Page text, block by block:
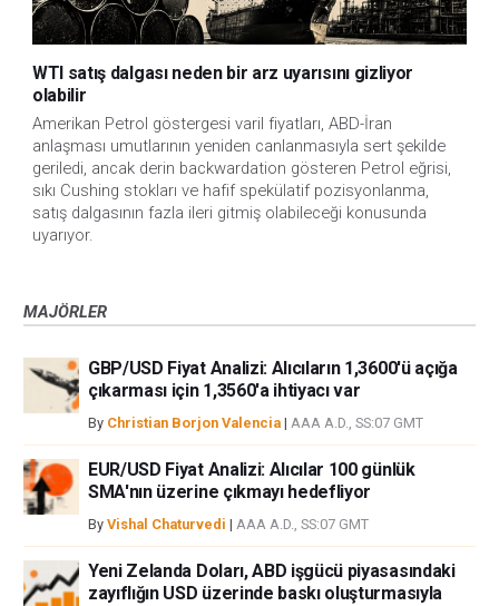
WTI satış dalgası neden bir arz uyarısını gizliyor
olabilir
Amerikan Petrol göstergesi varil fiyatları, ABD-İran
anlaşması umutlarının yeniden canlanmasıyla sert şekilde
geriledi, ancak derin backwardation gösteren Petrol eğrisi,
sıkı Cushing stokları ve hafif spekülatif pozisyonlanma,
satış dalgasının fazla ileri gitmiş olabileceği konusunda
uyarıyor.
MAJÖRLER
GBP/USD Fiyat Analizi: Alıcıların 1,3600'ü açığa
çıkarması için 1,3560'a ihtiyacı var
By Christian Borjon Valencia | AAA A.D., SS:07 GMT
EUR/USD Fiyat Analizi: Alıcılar 100 günlük
SMA'nın üzerine çıkmayı hedefliyor
By Vishal Chaturvedi | AAA A.D., SS:07 GMT
Yeni Zelanda Doları, ABD işgücü piyasasındaki
zayıflığın USD üzerinde baskı oluşturmasıyla